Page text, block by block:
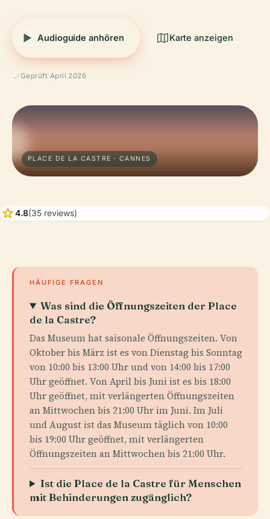
Audioguide anhören Karte anzeigen
Geprüft April 2026
PLACE DE LA CASTRE · CANNES
star4.8(35 reviews)
HÄUFIGE FRAGEN
Was sind die Öffnungszeiten der Place
de la Castre?
Das Museum hat saisonale Öffnungszeiten. Von
Oktober bis März ist es von Dienstag bis Sonntag
von 10:00 bis 13:00 Uhr und von 14:00 bis 17:00
Uhr geöffnet. Von April bis Juni ist es bis 18:00
Uhr geöffnet, mit verlängerten Öffnungszeiten
an Mittwochen bis 21:00 Uhr im Juni. Im Juli
und August ist das Museum täglich von 10:00
bis 19:00 Uhr geöffnet, mit verlängerten
Öffnungszeiten an Mittwochen bis 21:00 Uhr.
Ist die Place de la Castre für Menschen
mit Behinderungen zugänglich?